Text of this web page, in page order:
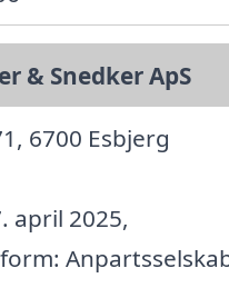
& Snedker ApS
6700 Esbjerg
april 2025,